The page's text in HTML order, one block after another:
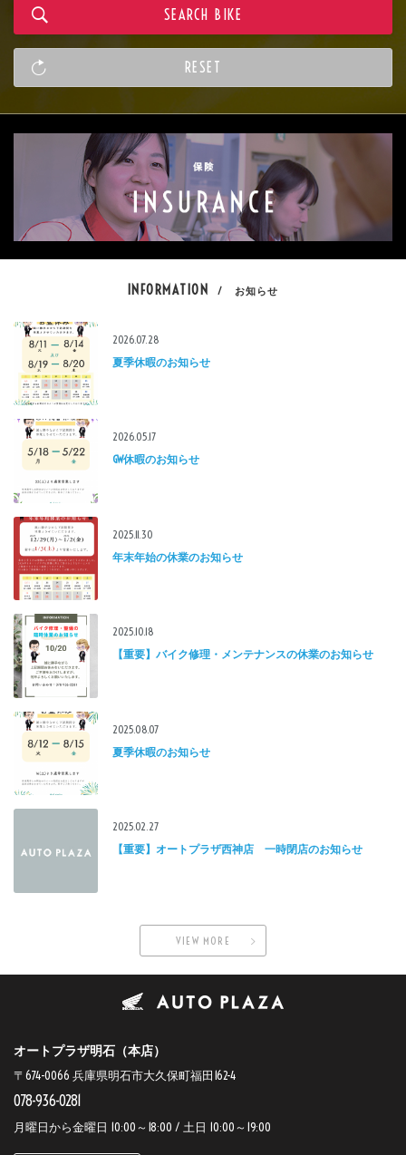
INFORMATION / お知らせ
2026.07.28
夏季休暇のお知らせ
2026.05.17
GW休暇のお知らせ
2025.11.30
年末年始の休業のお知らせ
2025.10.18
【重要】バイク修理・メンテナンスの休業のお知らせ
2025.08.07
夏季休暇のお知らせ
2025.02.27
【重要】オートプラザ西神店 一時閉店のお知らせ
VIEW MORE
オートプラザ明石（本店）
〒674-0066 兵庫県明石市大久保町福田162-4
078-936-0281
月曜日から金曜日 10:00～18:00 / 土日 10:00～19:00